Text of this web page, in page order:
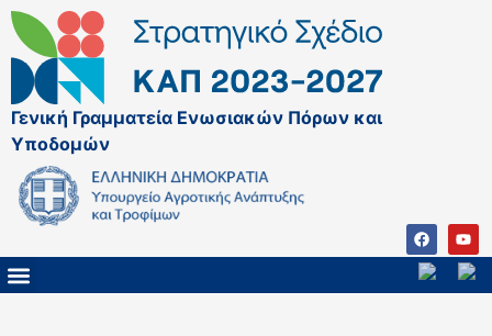
Γενική Γραμματεία Ενωσιακών Πόρων και
Υποδομών